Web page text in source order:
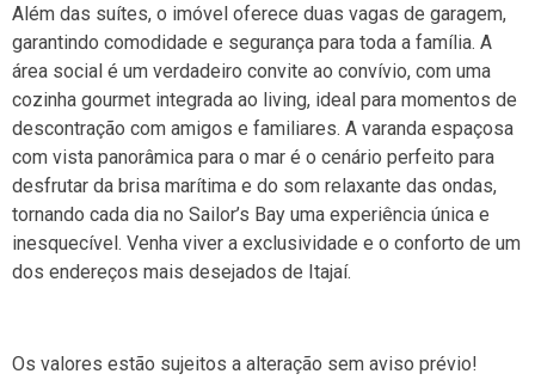
Além das suítes, o imóvel oferece duas vagas de garagem,
garantindo comodidade e segurança para toda a família. A
área social é um verdadeiro convite ao convívio, com uma
cozinha gourmet integrada ao living, ideal para momentos de
descontração com amigos e familiares. A varanda espaçosa
com vista panorâmica para o mar é o cenário perfeito para
desfrutar da brisa marítima e do som relaxante das ondas,
tornando cada dia no Sailor’s Bay uma experiência única e
inesquecível. Venha viver a exclusividade e o conforto de um
dos endereços mais desejados de Itajaí.
Os valores estão sujeitos a alteração sem aviso prévio!